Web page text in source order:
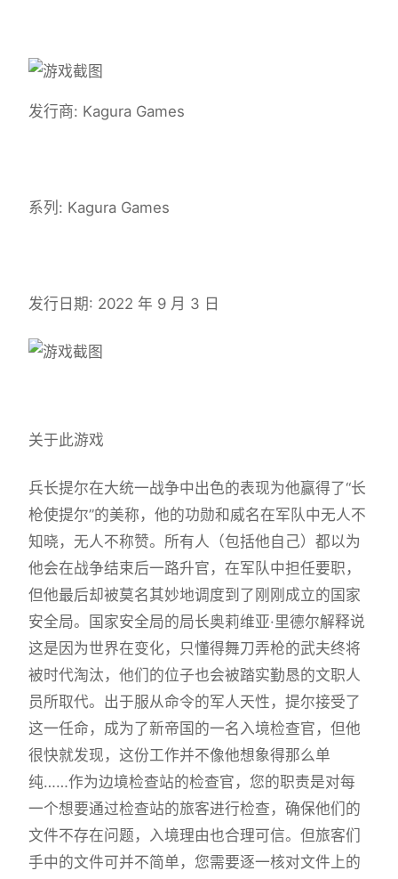
发行商: Kagura Games
系列: Kagura Games
发行日期: 2022 年 9 月 3 日
关于此游戏
兵长提尔在大统一战争中出色的表现为他赢得了“长
枪使提尔”的美称，他的功勋和威名在军队中无人不
知晓，无人不称赞。所有人（包括他自己）都以为
他会在战争结束后一路升官，在军队中担任要职，
但他最后却被莫名其妙地调度到了刚刚成立的国家
安全局。国家安全局的局长奥莉维亚·里德尔解释说
这是因为世界在变化，只懂得舞刀弄枪的武夫终将
被时代淘汰，他们的位子也会被踏实勤恳的文职人
员所取代。出于服从命令的军人天性，提尔接受了
这一任命，成为了新帝国的一名入境检查官，但他
很快就发现，这份工作并不像他想象得那么单
纯……作为边境检查站的检查官，您的职责是对每
一个想要通过检查站的旅客进行检查，确保他们的
文件不存在问题，入境理由也合理可信。但旅客们
手中的文件可并不简单，您需要逐一核对文件上的